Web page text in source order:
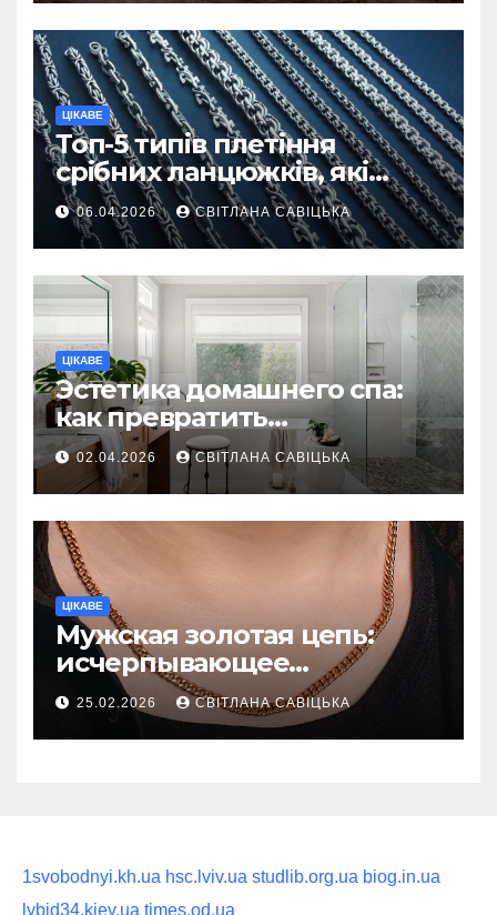
ЦІКАВЕ
Топ-5 типів плетіння
срібних ланцюжків, які
вважаються
найнадійнішими
06.04.2026 СВІТЛАНА САВІЦЬКА
ЦІКАВЕ
Эстетика домашнего спа:
как превратить
ежедневную гигиену в
восстанавливающий
ритуал
02.04.2026 СВІТЛАНА САВІЦЬКА
ЦІКАВЕ
Мужская золотая цепь:
исчерпывающее
руководство по выбору
статусного украшения
25.02.2026 СВІТЛАНА САВІЦЬКА
1svobodnyi.kh.ua hsc.lviv.ua studlib.org.ua biog.in.ua
lybid34.kiev.ua times.od.ua